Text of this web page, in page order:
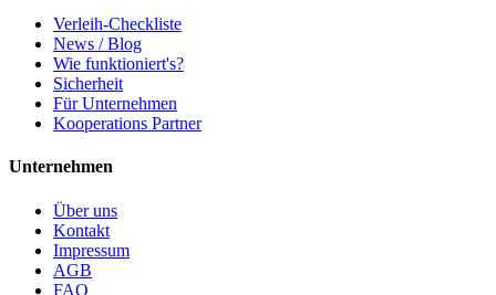
Verleih-Checkliste
News / Blog
Wie funktioniert's?
Sicherheit
Für Unternehmen
Kooperations Partner
Unternehmen
Über uns
Kontakt
Impressum
AGB
FAQ